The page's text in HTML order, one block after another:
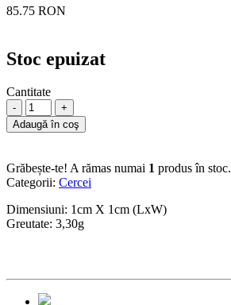
85.75 RON
Stoc epuizat
Cantitate
-
+
Adaugă în coş
Grăbește-te! A rămas numai 1 produs în stoc.
Categorii: Cercei
Dimensiuni: 1cm X 1cm (LxW)
Greutate: 3,30g